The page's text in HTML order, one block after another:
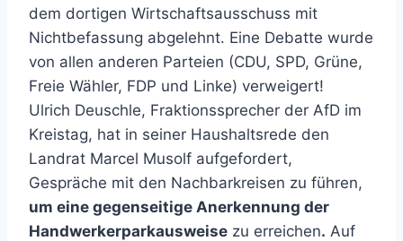
dem dortigen Wirtschaftsausschuss mit
Nichtbefassung abgelehnt. Eine Debatte wurde
von allen anderen Parteien (CDU, SPD, Grüne,
Freie Wähler, FDP und Linke) verweigert!
Ulrich Deuschle, Fraktionssprecher der AfD im
Kreistag, hat in seiner Haushaltsrede den
Landrat Marcel Musolf aufgefordert,
Gespräche mit den Nachbarkreisen zu führen,
um eine gegenseitige Anerkennung der
Handwerkerparkausweise zu erreichen. Auf